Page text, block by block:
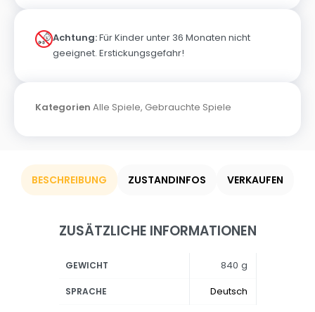
Achtung:Für Kinder unter 36 Monaten nicht
geeignet. Erstickungsgefahr!
Kategorien Alle Spiele, Gebrauchte Spiele
BESCHREIBUNG ZUSTANDINFOS VERKAUFEN
ZUSÄTZLICHE INFORMATIONEN
GEWICHT 840 g
SPRACHE Deutsch